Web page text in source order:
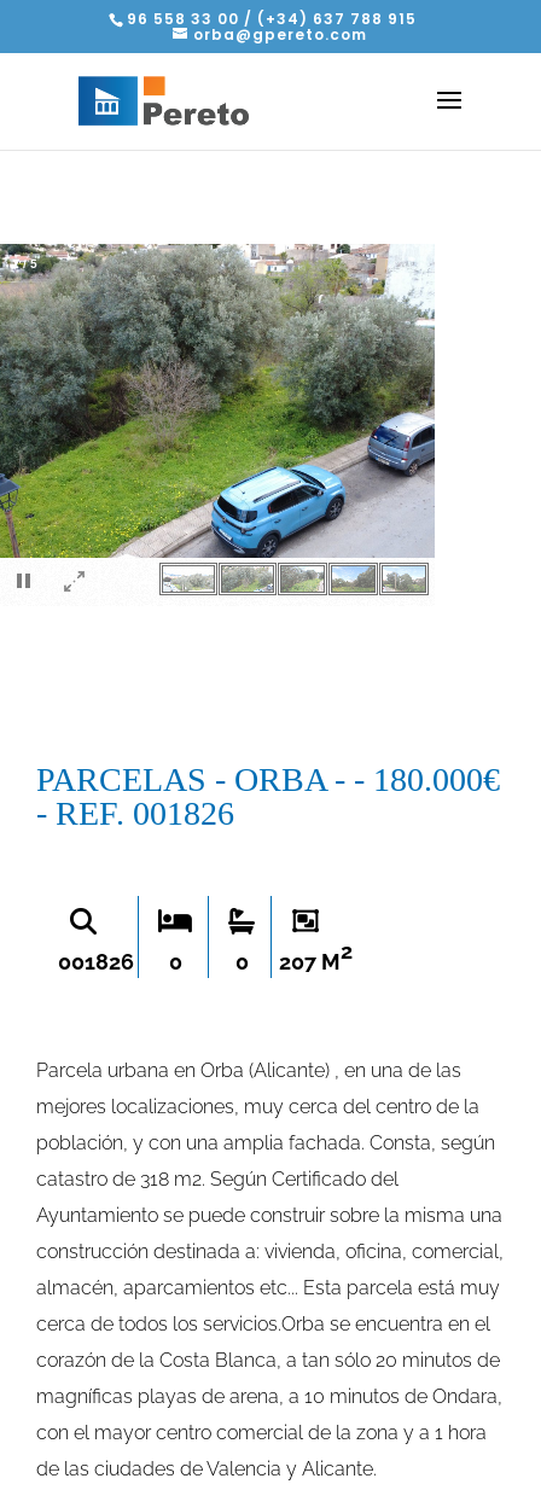
96 558 33 00 / (+34) 637 788 915
orba@gpereto.com
×
2/5
PARCELAS - ORBA - - 180.000€
- REF. 001826
001826 0 0 207 M2
Parcela urbana en Orba (Alicante) , en una de las
mejores localizaciones, muy cerca del centro de la
población, y con una amplia fachada. Consta, según
catastro de 318 m2. Según Certificado del
Ayuntamiento se puede construir sobre la misma una
construcción destinada a: vivienda, oficina, comercial,
almacén, aparcamientos etc... Esta parcela está muy
cerca de todos los servicios.Orba se encuentra en el
corazón de la Costa Blanca, a tan sólo 20 minutos de
magníficas playas de arena, a 10 minutos de Ondara,
con el mayor centro comercial de la zona y a 1 hora
de las ciudades de Valencia y Alicante.